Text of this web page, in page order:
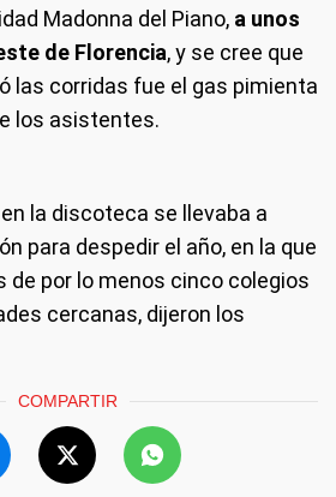
Madonna del Piano, a unos
de Florencia, y se cree que
las corridas fue el gas pimienta
los asistentes.
la discoteca se llevaba a
para despedir el año, en la que
de por lo menos cinco colegios
cercanas, dijeron los
COMPARTIR